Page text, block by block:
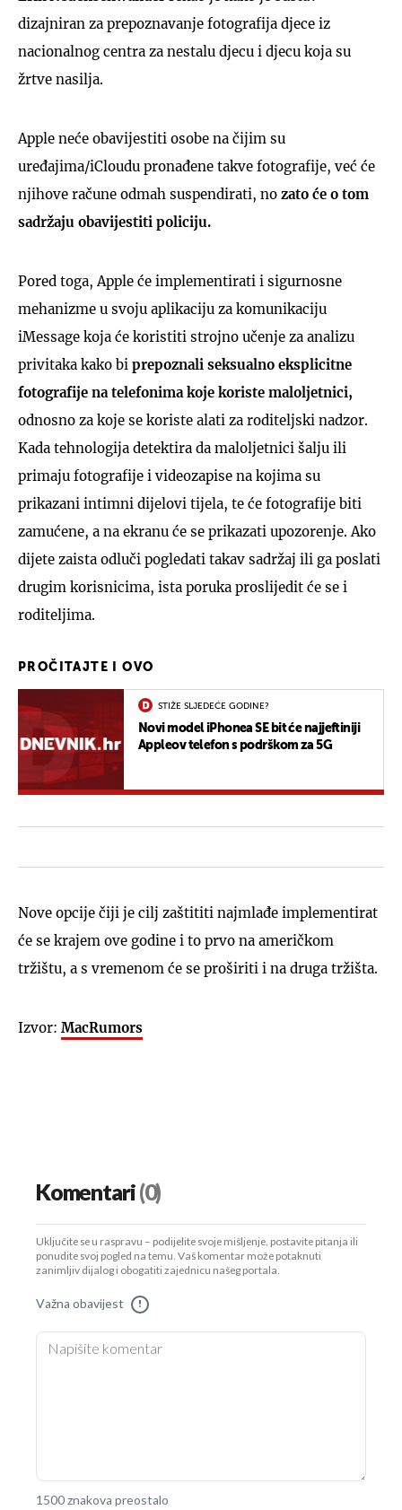
dizajniran za prepoznavanje fotografija djece iz
nacionalnog centra za nestalu djecu i djecu koja su
žrtve nasilja.
Apple neće obavijestiti osobe na čijim su
uređajima/iCloudu pronađene takve fotografije, već će
njihove račune odmah suspendirati, no zato će o tom
sadržaju obavijestiti policiju.
Pored toga, Apple će implementirati i sigurnosne
mehanizme u svoju aplikaciju za komunikaciju
iMessage koja će koristiti strojno učenje za analizu
privitaka kako bi prepoznali seksualno eksplicitne
fotografije na telefonima koje koriste maloljetnici,
odnosno za koje se koriste alati za roditeljski nadzor.
Kada tehnologija detektira da maloljetnici šalju ili
primaju fotografije i videozapise na kojima su
prikazani intimni dijelovi tijela, te će fotografije biti
zamućene, a na ekranu će se prikazati upozorenje. Ako
dijete zaista odluči pogledati takav sadržaj ili ga poslati
drugim korisnicima, ista poruka proslijedit će se i
roditeljima.
PROČITAJTE I OVO
STIŽE SLJEDEĆE GODINE?
Novi model iPhonea SE bit će najjeftiniji
Appleov telefon s podrškom za 5G
Nove opcije čiji je cilj zaštititi najmlađe implementirat
će se krajem ove godine i to prvo na američkom
tržištu, a s vremenom će se proširiti i na druga tržišta.
Izvor: MacRumors
Komentari(0)
Uključite se u raspravu – podijelite svoje mišljenje, postavite pitanja ili
ponudite svoj pogled na temu. Vaš komentar može potaknuti
zanimljiv dijalog i obogatiti zajednicu našeg portala.
Važna obavijest !
1500 znakova preostalo